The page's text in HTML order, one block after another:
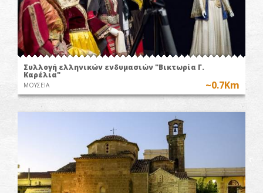
Συλλογή ελληνικών ενδυμασιών "Βικτωρία Γ.
Καρέλια"
ΜΟΥΣΕΙΑ ~0.7Km